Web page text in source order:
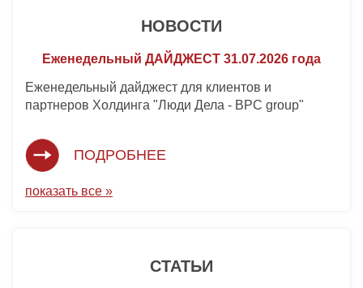
НОВОСТИ
Еженедельный ДАЙДЖЕСТ 31.07.2026 года
Еженедельный дайджест для клиентов и
партнеров Холдинга "Люди Дела - BPC group"
ПОДРОБНЕЕ
показать все »
СТАТЬИ